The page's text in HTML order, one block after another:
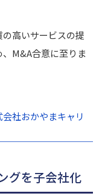
高いサービスの提
M&A合意に至りま
会社おかやまキャリ
グを子会社化